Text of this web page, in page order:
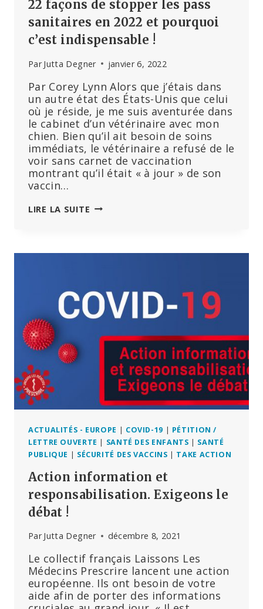
22 façons de stopper les pass
sanitaires en 2022 et pourquoi
c’est indispensable !
Par Jutta Degner janvier 6, 2022
Par Corey Lynn Alors que j’étais dans
un autre état des États-Unis que celui
où je réside, je me suis aventurée dans
le cabinet d’un vétérinaire avec mon
chien. Bien qu’il ait besoin de soins
immédiats, le vétérinaire a refusé de le
voir sans carnet de vaccination
montrant qu’il était « à jour » de son
vaccin…
LIRE LA SUITE 22
EN
2022
ET
C’EST
INDISPENSABLE
ACTUALITÉS - EUROPE | COVID-19 | PÉTITION /
LETTRE OUVERTE | SANTÉ DES ENFANTS | SANTÉ
PUBLIQUE | SÉCURITÉ DES VACCINS | TAKE ACTION
Action information et
responsabilisation. Exigeons le
débat !
Par Jutta Degner décembre 8, 2021
Le collectif français Laissons Les
Médecins Prescrire lancent une action
européenne. Ils ont besoin de votre
aide afin de porter des informations